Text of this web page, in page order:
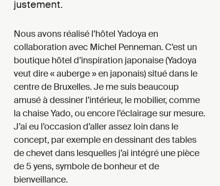
justement.
Nous avons réalisé l’hôtel Yadoya en
collaboration avec Michel Penneman. C’est un
boutique hôtel d’inspiration japonaise (Yadoya
veut dire « auberge » en japonais) situé dans le
centre de Bruxelles. Je me suis beaucoup
amusé à dessiner l’intérieur, le mobilier, comme
la chaise Yado, ou encore l’éclairage sur mesure.
J’ai eu l’occasion d’aller assez loin dans le
concept, par exemple en dessinant des tables
de chevet dans lesquelles j’ai intégré une pièce
de 5 yens, symbole de bonheur et de
bienveillance.